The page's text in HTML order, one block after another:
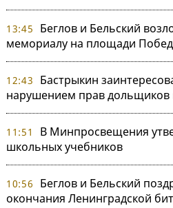
13:45
Беглов и Бельский
мемориалу на площади
12:43
Бастрыкин
нарушением прав дольщиков
11:51
В Минпросвещения
школьных учебников
10:56
Беглов и Бельский
окончания Ленинградской